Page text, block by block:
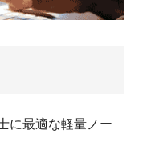
に最適な軽量ノー